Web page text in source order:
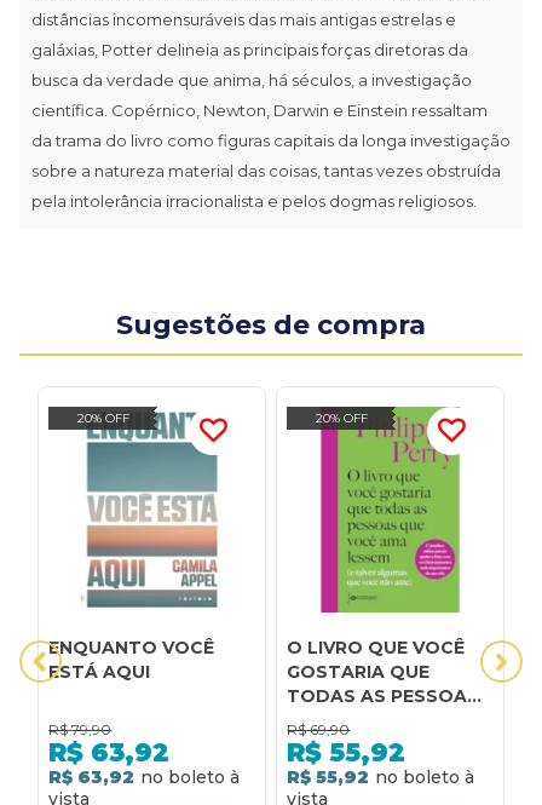
distâncias incomensuráveis das mais antigas estrelas e
galáxias, Potter delineia as principais forças diretoras da
busca da verdade que anima, há séculos, a investigação
científica. Copérnico, Newton, Darwin e Einstein ressaltam
da trama do livro como figuras capitais da longa investigação
sobre a natureza material das coisas, tantas vezes obstruída
pela intolerância irracionalista e pelos dogmas religiosos.
Sugestões de compra
20% OFF
ENQUANTO VOCÊ
ESTÁ AQUI
R$ 79,90
R$ 63,92
R$ 63,92
20% OFF
O LIVRO QUE VOCÊ
GOSTARIA QUE
TODAS AS PESSOAS
QUE VOCÊ AMA
LESSEM: (E TALVEZ
ALGUMAS QUE VOCÊ
NÃO AME)
R$ 69,90
R$ 55,92
R$ 55,92